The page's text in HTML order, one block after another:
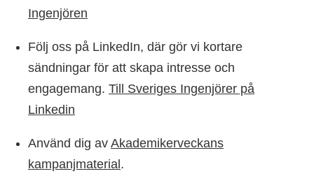
Ingenjören
Följ oss på LinkedIn, där gör vi kortare
sändningar för att skapa intresse och
engagemang. Till Sveriges Ingenjörer på
Linkedin
Använd dig av Akademikerveckans
kampanjmaterial.